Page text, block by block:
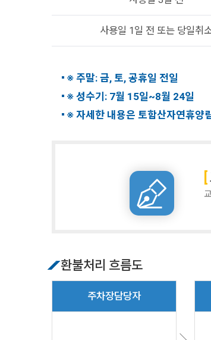
사용일 1일 전 또는 당일취
※ 주말: 금, 토, 공휴일 전일
※ 성수기: 7월 15일~8월 24일
※ 자세한 내용은 토함산자연휴
환불처리 흐름도
주차장담당자